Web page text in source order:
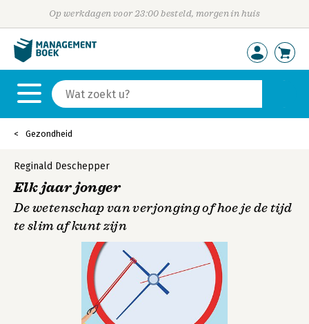
Op werkdagen voor 23:00 besteld, morgen in huis
Gezondheid
Reginald Deschepper
Elk jaar jonger
De wetenschap van verjonging of hoe je de tijd
te slim af kunt zijn